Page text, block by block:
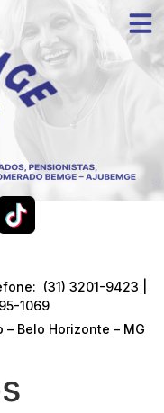
(31) 3201-9423 |
1069
– Belo Horizonte – MG